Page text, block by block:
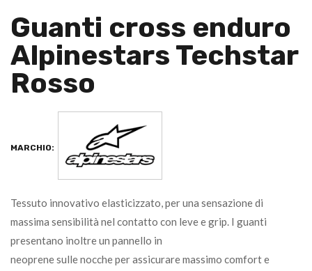
Guanti cross enduro
Alpinestars Techstar
Rosso
MARCHIO:
Tessuto innovativo elasticizzato, per una sensazione di
massima sensibilità nel contatto con leve e grip. I guanti
presentano inoltre un pannello in
neoprene sulle nocche per assicurare massimo comfort e